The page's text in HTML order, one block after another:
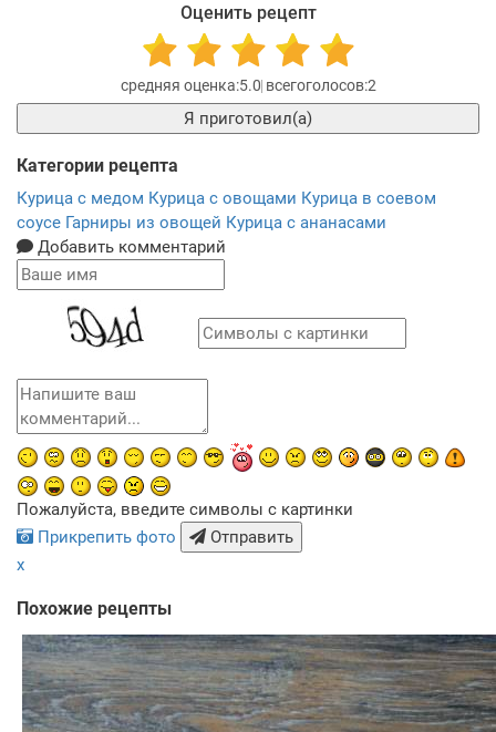
Оценить рецепт
5.0 2
Я приготовил(а)
Категории рецепта
Курица с медом Курица с овощами Курица в соевом
соусе Гарниры из овощей Курица с ананасами
Добавить комментарий
Пожалуйста, введите символы с картинки
Прикрепить фото
Отправить
x
Похожие рецепты